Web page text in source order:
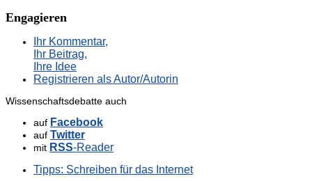
Engagieren
Ihr Kommentar,
Ihr Beitrag,
Ihre Idee
Registrieren als Autor/Autorin
Wissenschaftsdebatte auch
auf Facebook
auf Twitter
mit RSS-Reader
Tipps: Schreiben für das Internet